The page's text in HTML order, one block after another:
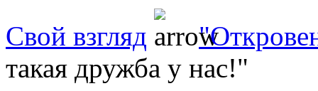
Свой взгляд
такая дружба у нас!"